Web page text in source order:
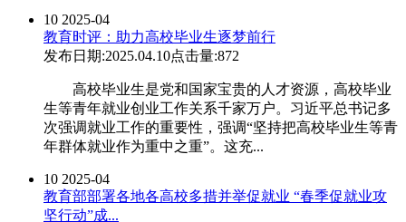
10 2025-04
教育时评：助力高校毕业生逐梦前行
发布日期:2025.04.10点击量:872
高校毕业生是党和国家宝贵的人才资源，高校毕业
生等青年就业创业工作关系千家万户。习近平总书记多
次强调就业工作的重要性，强调“坚持把高校毕业生等青
年群体就业作为重中之重”。这充...
10 2025-04
教育部部署各地各高校多措并举促就业 “春季促就业攻
坚行动”成...